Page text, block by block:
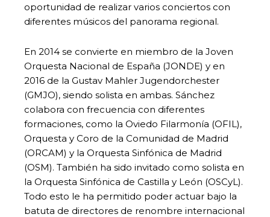
oportunidad de realizar varios conciertos con
diferentes músicos del panorama regional.
En 2014 se convierte en miembro de la Joven
Orquesta Nacional de España (JONDE) y en
2016 de la Gustav Mahler Jugendorchester
(GMJO), siendo solista en ambas. Sánchez
colabora con frecuencia con diferentes
formaciones, como la Oviedo Filarmonía (OFIL),
Orquesta y Coro de la Comunidad de Madrid
(ORCAM) y la Orquesta Sinfónica de Madrid
(OSM). También ha sido invitado como solista en
la Orquesta Sinfónica de Castilla y León (OSCyL).
Todo esto le ha permitido poder actuar bajo la
batuta de directores de renombre internacional